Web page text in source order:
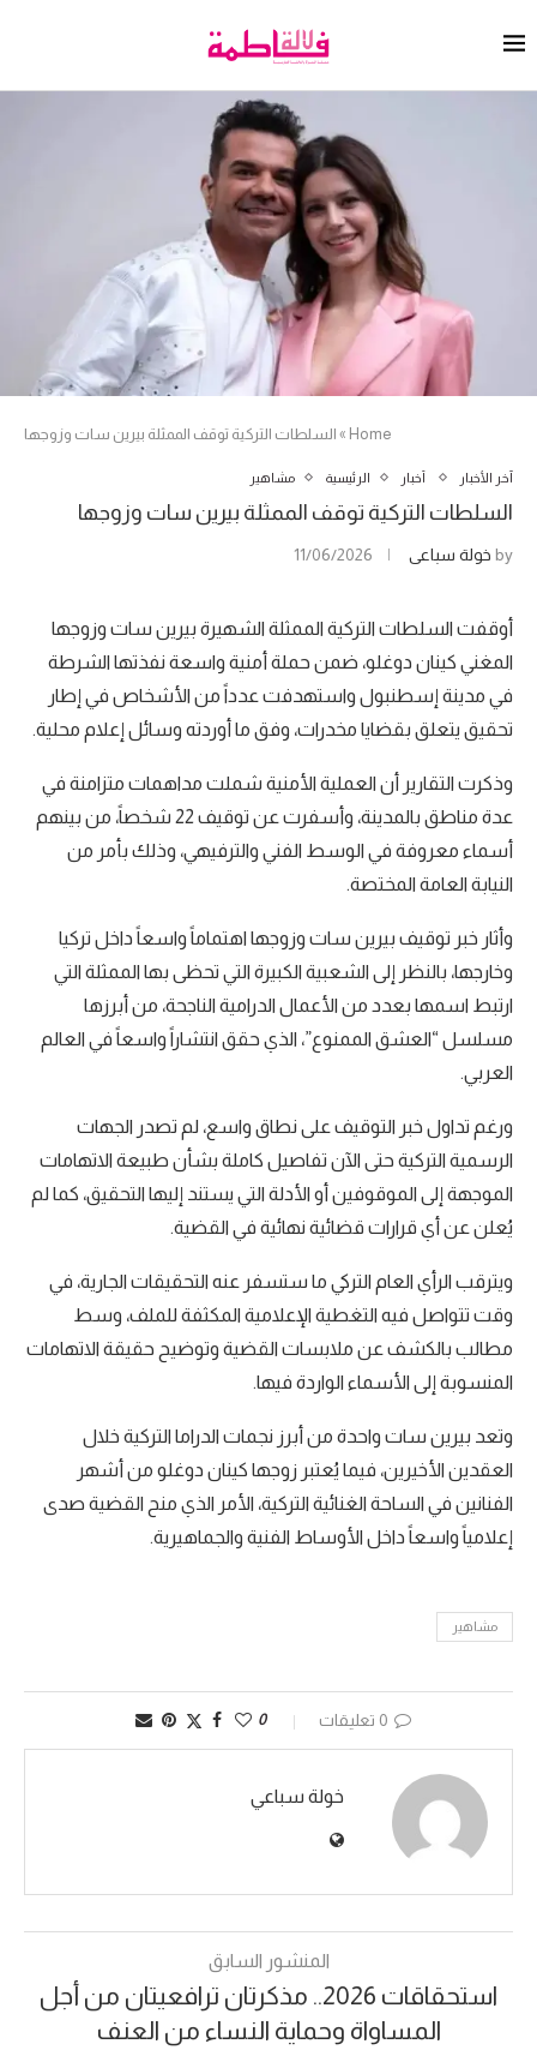
Home
» السلطات التركية توقف الممثلة بيرين سات وزوجها
آخر الأخبار أخبار الرئيسية مشاهير
السلطات التركية توقف الممثلة بيرين سات وزوجها
by خولة سباعي 11/06/2026
أوقفت السلطات التركية الممثلة الشهيرة بيرين سات وزوجها
المغني كينان دوغلو، ضمن حملة أمنية واسعة نفذتها الشرطة
في مدينة إسطنبول واستهدفت عدداً من الأشخاص في إطار
تحقيق يتعلق بقضايا مخدرات، وفق ما أوردته وسائل إعلام محلية.
وذكرت التقارير أن العملية الأمنية شملت مداهمات متزامنة في
عدة مناطق بالمدينة، وأسفرت عن توقيف 22 شخصاً، من بينهم
أسماء معروفة في الوسط الفني والترفيهي، وذلك بأمر من
النيابة العامة المختصة.
وأثار خبر توقيف بيرين سات وزوجها اهتماماً واسعاً داخل تركيا
وخارجها، بالنظر إلى الشعبية الكبيرة التي تحظى بها الممثلة التي
ارتبط اسمها بعدد من الأعمال الدرامية الناجحة، من أبرزها
مسلسل “العشق الممنوع”، الذي حقق انتشاراً واسعاً في العالم
العربي.
ورغم تداول خبر التوقيف على نطاق واسع، لم تصدر الجهات
الرسمية التركية حتى الآن تفاصيل كاملة بشأن طبيعة الاتهامات
الموجهة إلى الموقوفين أو الأدلة التي يستند إليها التحقيق، كما لم
يُعلن عن أي قرارات قضائية نهائية في القضية.
ويترقب الرأي العام التركي ما ستسفر عنه التحقيقات الجارية، في
وقت تتواصل فيه التغطية الإعلامية المكثفة للملف، وسط
مطالب بالكشف عن ملابسات القضية وتوضيح حقيقة الاتهامات
المنسوبة إلى الأسماء الواردة فيها.
وتعد بيرين سات واحدة من أبرز نجمات الدراما التركية خلال
العقدين الأخيرين، فيما يُعتبر زوجها كينان دوغلو من أشهر
الفنانين في الساحة الغنائية التركية، الأمر الذي منح القضية صدى
إعلامياً واسعاً داخل الأوساط الفنية والجماهيرية.
مشاهير
0 تعليقات 0
خولة سباعي
المنشور السابق
استحقاقات 2026.. مذكرتان ترافعيتان من أجل
المساواة وحماية النساء من العنف